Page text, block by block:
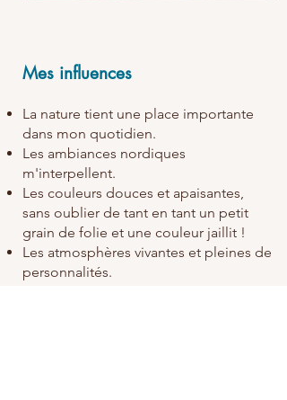
Mes influences
La nature tient une place importante
dans mon quotidien.
Les ambiances nordiques
m'interpellent.
Les couleurs douces et apaisantes,
sans oublier de tant en tant un petit
grain de folie et une couleur jaillit !
Les atmosphères vivantes et pleines de
personnalités.